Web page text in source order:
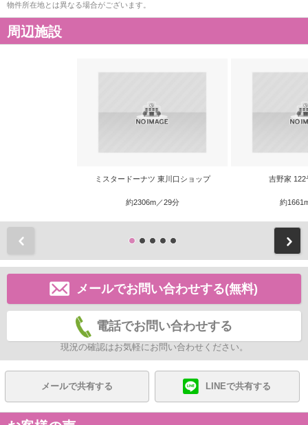
物件所在地とは異なる場合がございます。
周辺施設
ミスタードーナツ 東川口ショップ
約2306m／29分
吉野家 122
約
メールでお問い合わせする(無料)
電話でお問い合わせする
現況の確認はお気軽にお問い合わせください。
メールで共有する LINEで共有する